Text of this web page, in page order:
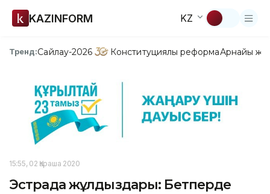
KAZINFORM KZ
Тренд:Сайлау-2026 Конституциялық реформаАрнайы
15:55, 02 Қараша 2020
Эстрада жұлдыздары: Бетперде